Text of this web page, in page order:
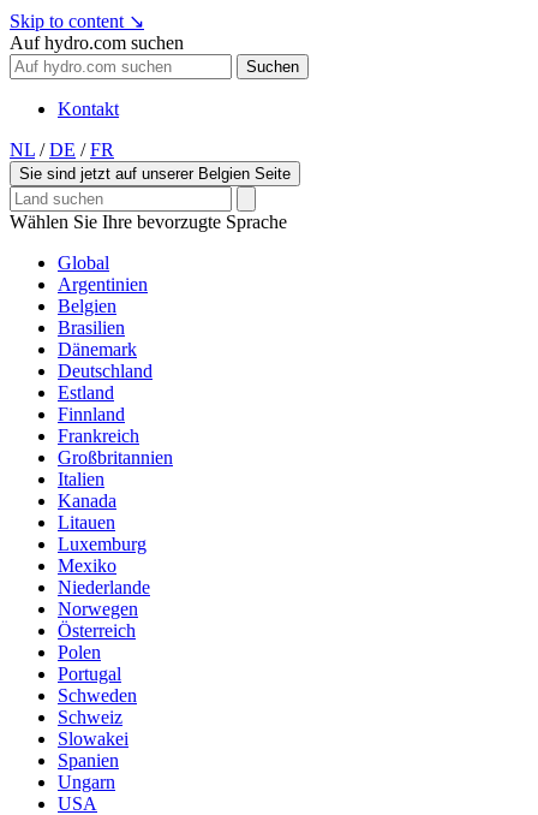
Skip to content ↘
Auf hydro.com suchen
Suchen
Kontakt
NL / DE / FR
Sie sind jetzt auf unserer Belgien Seite
Wählen Sie Ihre bevorzugte Sprache
Global
Argentinien
Belgien
Brasilien
Dänemark
Deutschland
Estland
Finnland
Frankreich
Großbritannien
Italien
Kanada
Litauen
Luxemburg
Mexiko
Niederlande
Norwegen
Österreich
Polen
Portugal
Schweden
Schweiz
Slowakei
Spanien
Ungarn
USA